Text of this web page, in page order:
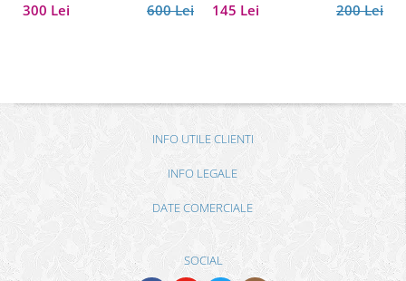
600 Lei
300 Lei 200 Lei
145 Lei
INFO UTILE CLIENTI
INFO LEGALE
DATE COMERCIALE
SOCIAL